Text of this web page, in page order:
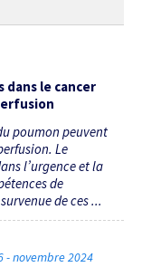
le cancer
poumon peuvent
Le
l’urgence et la
de
de ces ...
- novembre 2024